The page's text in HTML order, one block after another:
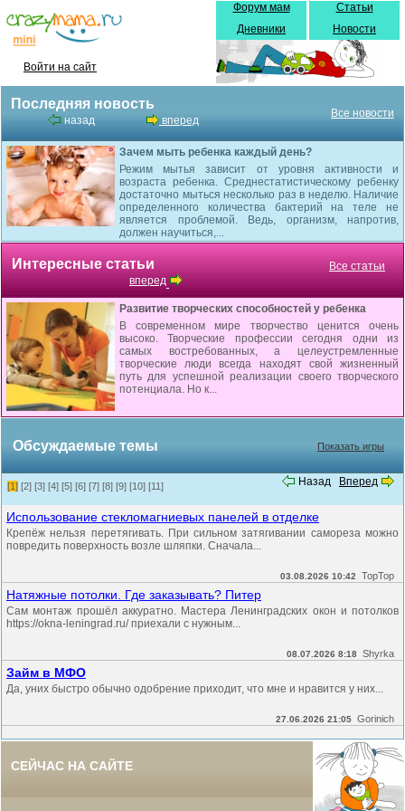
Войти на сайт
Форум мам
Дневники
Статьи
Новости
Последняя новость
назад вперед
Все новости
Зачем мыть ребенка каждый день?
Режим мытья зависит от уровня активности и
возраста ребенка. Среднестатистическому ребенку
достаточно мыться несколько раз в неделю. Наличие
определенного количества бактерий на теле не
является проблемой. Ведь, организм, напротив,
должен научиться,...
Интересные статьи
вперед
Все статьи
Развитие творческих способностей у ребенка
В современном мире творчество ценится очень
высоко. Творческие профессии сегодня одни из
самых востребованных, а целеустремленные
творческие люди всегда находят свой жизненный
путь для успешной реализации своего творческого
потенциала. Но к...
Обсуждаемые темы Показать игры
Назад Вперед
[1] [2] [3] [4] [5] [6] [7] [8] [9] [10] [11]
Использование стекломагниевых панелей в отделке
Крепёж нельзя перетягивать. При сильном затягивании самореза можно
повредить поверхность возле шляпки. Сначала...
03.08.2026 10:42 TopTop
Натяжные потолки. Где заказывать? Питер
Сам монтаж прошёл аккуратно. Мастера Ленинградских окон и потолков
https://okna-leningrad.ru/ приехали с нужным...
08.07.2026 8:18 Shyrka
Займ в МФО
Да, уних быстро обычно одобрение приходит, что мне и нравится у них...
27.06.2026 21:05 Gorinich
СЕЙЧАС НА САЙТЕ